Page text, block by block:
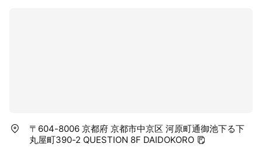
〒604-8006 京都府 京都市中京区 河原町通御池下る下
丸屋町390-2 QUESTION 8F DAIDOKORO